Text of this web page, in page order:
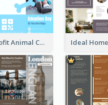
Non Profit Animal Community Tri Fold Brochure